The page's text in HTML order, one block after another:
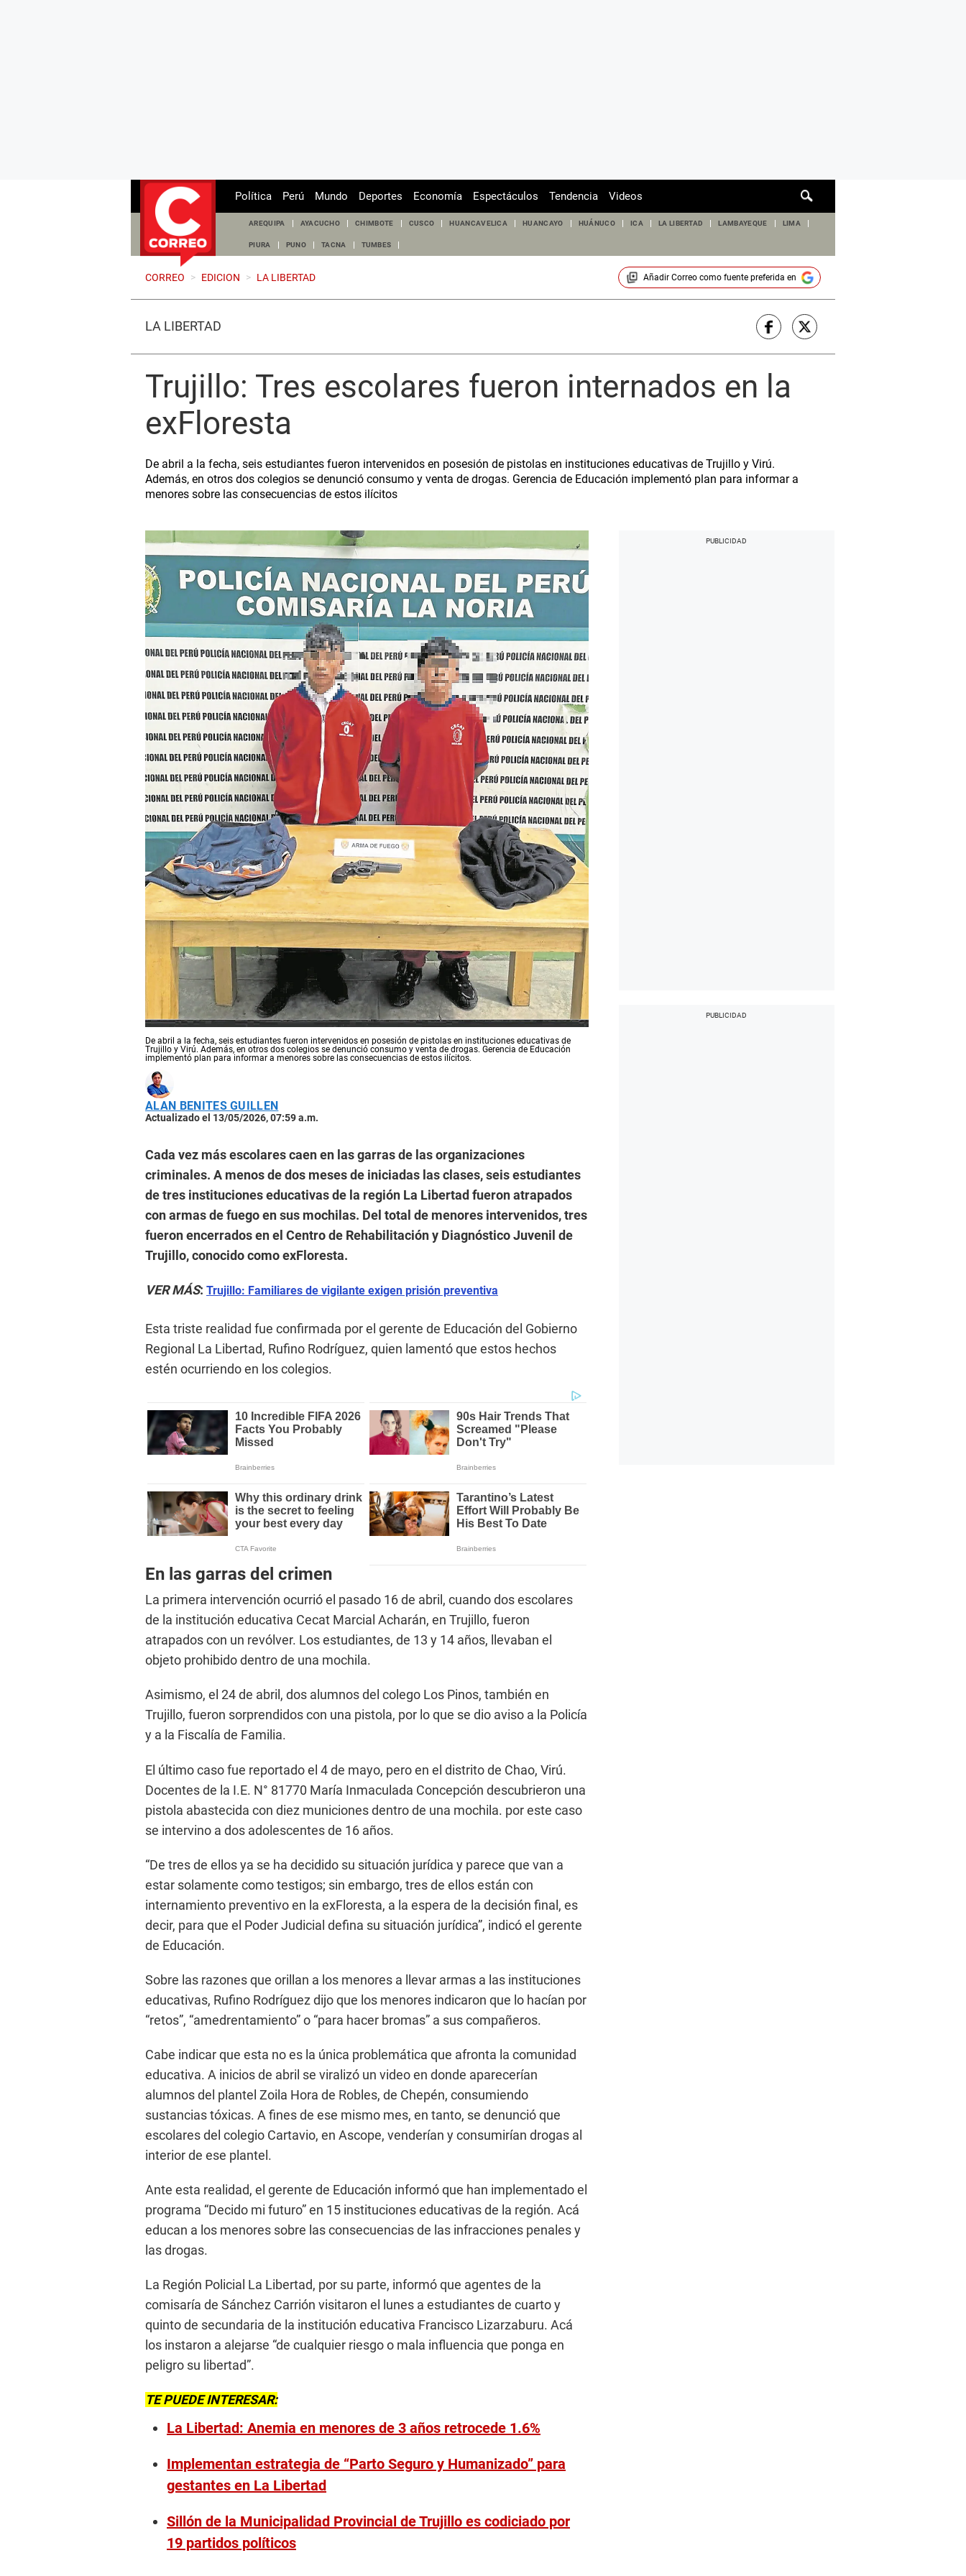
de
Política Perú Mundo Deportes Economía Espectáculos Tendencia Videos
AREQUIPA AYACUCHO CHIMBOTE CUSCO HUANCAVELICA HUANCAYO HUÁNUCO ICA LA LIBERTAD LAMBAYEQUE LIMA
PIURA PUNO TACNA TUMBES
CORREO > EDICION > LA LIBERTAD Añadir Correocomo fuente preferida en
LA LIBERTAD
Trujillo: Tres escolares fueron internados en la
exFloresta
De abril a la fecha, seis estudiantes fueron intervenidos en posesión de pistolas en instituciones educativas de Trujillo y Virú.
Además, en otros dos colegios se denunció consumo y venta de drogas. Gerencia de Educación implementó plan para informar a
menores sobre las consecuencias de estos ilícitos
De abril a la fecha, seis estudiantes fueron intervenidos en posesión de pistolas en instituciones educativas de
Trujillo y Virú. Además, en otros dos colegios se denunció consumo y venta de drogas. Gerencia de Educación
implementó plan para informar a menores sobre las consecuencias de estos ilícitos.
ALAN BENITES GUILLEN
Actualizado el 13/05/2026, 07:59 a.m.
Cada vez más escolares caen en las garras de las organizaciones
criminales. A menos de dos meses de iniciadas las clases, seis estudiantes
de tres instituciones educativas de la región La Libertad fueron atrapados
con armas de fuego en sus mochilas. Del total de menores intervenidos, tres
fueron encerrados en el Centro de Rehabilitación y Diagnóstico Juvenil de
Trujillo, conocido como exFloresta.
VER MÁS: Trujillo: Familiares de vigilante exigen prisión preventiva
Esta triste realidad fue confirmada por el gerente de Educación del Gobierno
Regional La Libertad, Rufino Rodríguez, quien lamentó que estos hechos
estén ocurriendo en los colegios.
En las garras del crimen
La primera intervención ocurrió el pasado 16 de abril, cuando dos escolares
de la institución educativa Cecat Marcial Acharán, en Trujillo, fueron
atrapados con un revólver. Los estudiantes, de 13 y 14 años, llevaban el
objeto prohibido dentro de una mochila.
Asimismo, el 24 de abril, dos alumnos del colego Los Pinos, también en
Trujillo, fueron sorprendidos con una pistola, por lo que se dio aviso a la Policía
y a la Fiscalía de Familia.
El último caso fue reportado el 4 de mayo, pero en el distrito de Chao, Virú.
Docentes de la I.E. N° 81770 María Inmaculada Concepción descubrieron una
pistola abastecida con diez municiones dentro de una mochila. por este caso
se intervino a dos adolescentes de 16 años.
“De tres de ellos ya se ha decidido su situación jurídica y parece que van a
estar solamente como testigos; sin embargo, tres de ellos están con
internamiento preventivo en la exFloresta, a la espera de la decisión final, es
decir, para que el Poder Judicial defina su situación jurídica”, indicó el gerente
de Educación.
Sobre las razones que orillan a los menores a llevar armas a las instituciones
educativas, Rufino Rodríguez dijo que los menores indicaron que lo hacían por
“retos”, “amedrentamiento” o “para hacer bromas” a sus compañeros.
Cabe indicar que esta no es la única problemática que afronta la comunidad
educativa. A inicios de abril se viralizó un video en donde aparecerían
alumnos del plantel Zoila Hora de Robles, de Chepén, consumiendo
sustancias tóxicas. A fines de ese mismo mes, en tanto, se denunció que
escolares del colegio Cartavio, en Ascope, venderían y consumirían drogas al
interior de ese plantel.
Ante esta realidad, el gerente de Educación informó que han implementado el
programa “Decido mi futuro” en 15 instituciones educativas de la región. Acá
educan a los menores sobre las consecuencias de las infracciones penales y
las drogas.
La Región Policial La Libertad, por su parte, informó que agentes de la
comisaría de Sánchez Carrión visitaron el lunes a estudiantes de cuarto y
quinto de secundaria de la institución educativa Francisco Lizarzaburu. Acá
los instaron a alejarse “de cualquier riesgo o mala influencia que ponga en
peligro su libertad”.
TE PUEDE INTERESAR:
La Libertad: Anemia en menores de 3 años retrocede 1.6%
Implementan estrategia de “Parto Seguro y Humanizado” para
gestantes en La Libertad
Sillón de la Municipalidad Provincial de Trujillo es codiciado por
19 partidos políticos